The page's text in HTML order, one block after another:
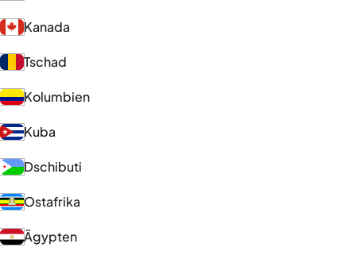
Kanada
Tschad
Kolumbien
Kuba
Dschibuti
Ostafrika
Ägypten